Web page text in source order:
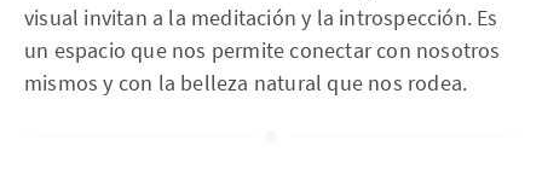
visual invitan a la meditación y la introspección. Es
un espacio que nos permite conectar con nosotros
mismos y con la belleza natural que nos rodea.